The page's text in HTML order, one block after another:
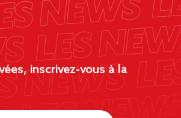
inscrivez-vous à la